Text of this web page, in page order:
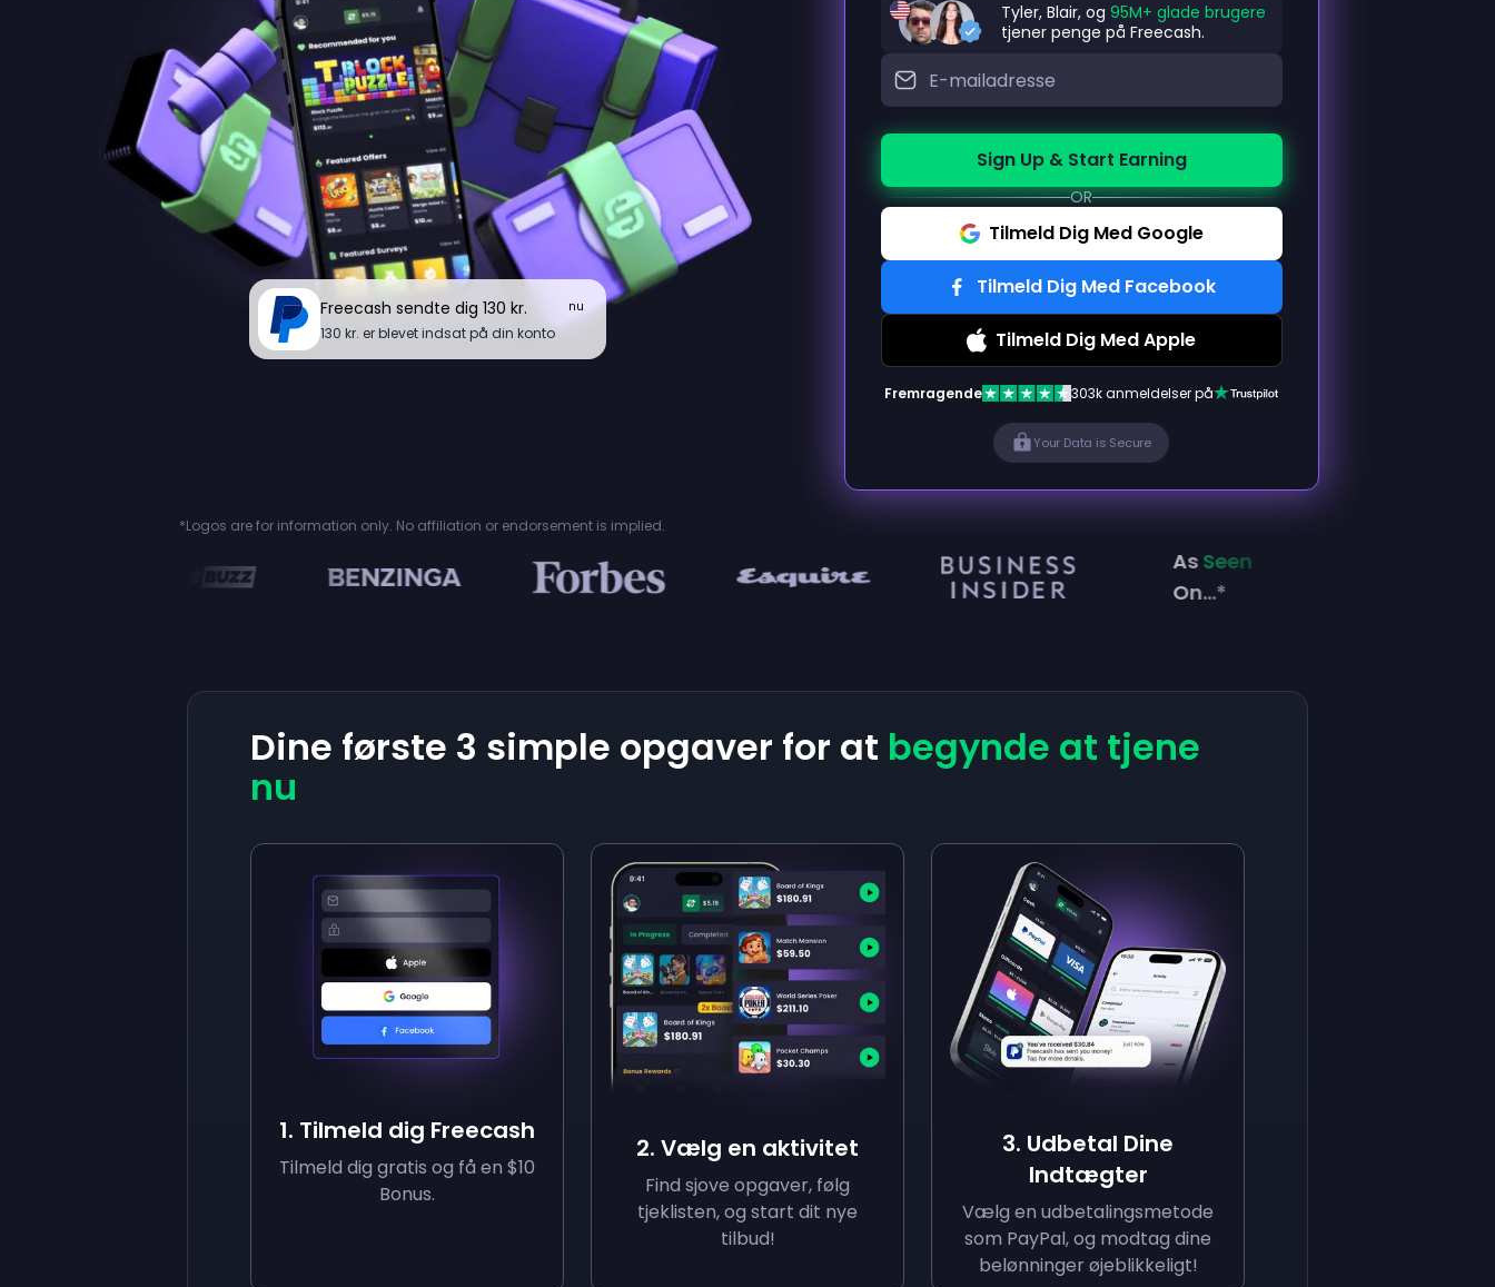
Freecash sendte dig 130 kr.
130 kr. er blevet indsat på din konto
nu
Tyler, Blair, og 95M+ glade brugere
tjener penge på Freecash.
Sign Up & Start Earning
OR
Tilmeld Dig Med Google
Tilmeld Dig Med Facebook
Tilmeld Dig Med Apple
Fremragende 303k anmeldelser på
Your Data is Secure
*Logos are for information only. No affiliation or endorsement is implied.
AsSeen
On...*
Dine første 3 simple opgaver for at begynde at tjene
nu
1. Tilmeld dig Freecash
Tilmeld dig gratis og få en $10
Bonus.
2. Vælg en aktivitet
Find sjove opgaver, følg
tjeklisten, og start dit nye
tilbud!
3. Udbetal Dine
Indtægter
Vælg en udbetalingsmetode
som PayPal, og modtag dine
belønninger øjeblikkeligt!